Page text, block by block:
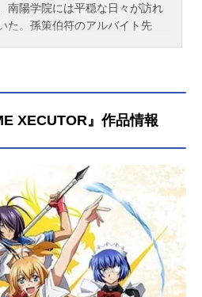
南陽学院には平穏な日々が訪れ
た。孫策伯符のアルバイト先
した場が一瞬にして静まり返
凛として現れる一人の可憐な少
。彼女こそ孫策の妹、孫権仲謀で
た。作品名一騎当千GreatGuardi
放送形態TVアニメシリーズ一騎
千スケジュール2008年6月11日
水）～2008年8月27日（水）AT-X
話数全12話キャスト孫策伯符：
真澄呂蒙子明：甲斐田裕子呂布
：渡辺明乃孫権仲謀：堀江由衣
玄徳：真堂圭関羽雲長：生天目
張飛益徳：茅原実里諸葛亮孔
XECUTOR』作品情報